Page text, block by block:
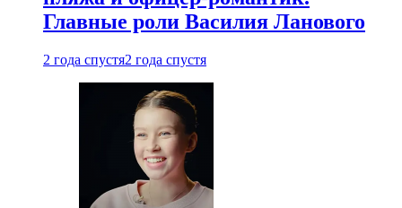
Главные роли Василия Ланового
2 года спустя2 года спустя